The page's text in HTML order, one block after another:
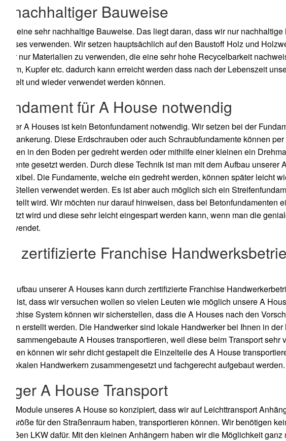
nachhaltiger Bauweise
eine sehr nachhaltige Bauweise. Das liegt daran, dass wir nur
Houses verwenden. Wir setzen hauptsächlich auf den Baustoff Holz und
wir nur Materialien zu verwenden, die eine sehr hohe Recycelbarkeit
Kupfer etc. dadurch kann erreicht werden dass nach der Lebenszeit
und wieder verwendet werden können.
für A House notwendig
A Houses ist kein Betonfundament notwendig. Wir setzen bei der
Diese Erdschrauben oder auch Schraubfundamente können
in den Boden per gedreht werden oder mithilfe einer kleinen ein
gesetzt werden. Durch diese Technik ist man mit dem Aufbau unserer
flexibel. Die Fundamente, welche ein gedreht werden, können später leicht
Stellen verwendet werden. Es ist aber auch möglich sich ein
gestellt wird. Wir möchten nur darauf hinweisen, dass bei Betonfundamenten
wird und diese sehr leicht eingespart werden kann, wenn man die
zertifizierte Franchise
Aufbau unserer A Houses kann durch zertifizierte Franchise
ist, dass wir versuchen wollen so vielen Leuten wie möglich unsere A
System können wir sicherstellen, dass die A Houses nach den
erstellt werden. Die Handwerker sind lokale Handwerker bei Ihnen in der
zusammengebaute A Houses transportieren, weil diese beim Transport sehr
können wir sehr dicht gestapelt die Einzelteile des A House
lokalen Handwerkern zusammengesetzt und fachgerecht aufgebaut werden.
A House Transport
Module unseres A House so konzipiert, dass wir auf Leichttransport
Größe für den Straßenraum haben, transportieren können. Wir benötigen
LKW dafür. Mit den kleinen Anhängern haben wir die Möglichkeit ganz